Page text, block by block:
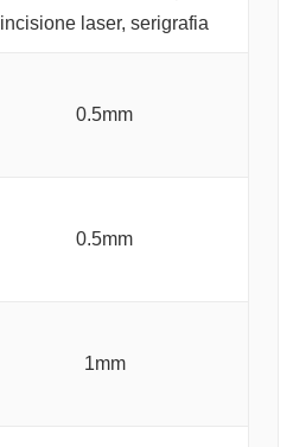
incisione laser, serigrafia
0.5mm
0.5mm
1mm